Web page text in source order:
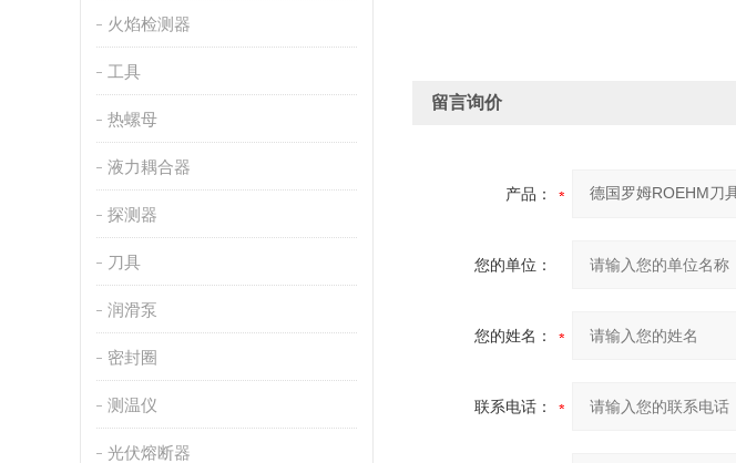
火焰检测器
工具
热螺母
液力耦合器
探测器
刀具
润滑泵
密封圈
测温仪
光伏熔断器
留言询价
产品：
您的单位：
您的姓名：
联系电话：